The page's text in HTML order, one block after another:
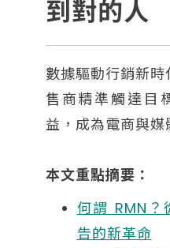
到對的人
數據驅動行銷新
售商精準觸達目
益，成為電商與媒
本文重點摘要：
何謂 RMN？
告的新革命